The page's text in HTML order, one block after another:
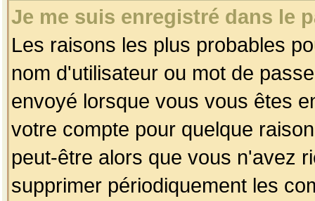
Je me suis enregistré dans le
Les raisons les plus probables
nom d'utilisateur ou mot de
envoyé lorsque vous vous êtes
votre compte pour quelque
peut-être alors que vous n'avez
supprimer périodiquement les